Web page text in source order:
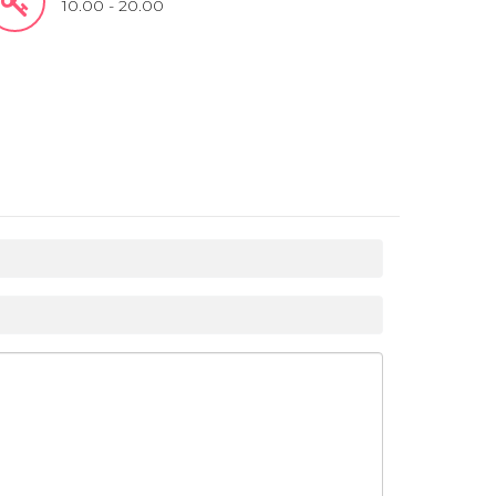
10.00 - 20.00